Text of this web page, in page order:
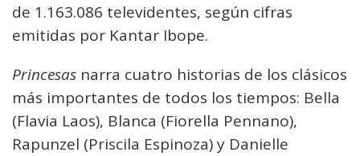
de 1.163.086 televidentes, según cifras
emitidas por Kantar Ibope.
Princesas narra cuatro historias de los clásicos
más importantes de todos los tiempos: Bella
(Flavia Laos), Blanca (Fiorella Pennano),
Rapunzel (Priscila Espinoza) y Danielle